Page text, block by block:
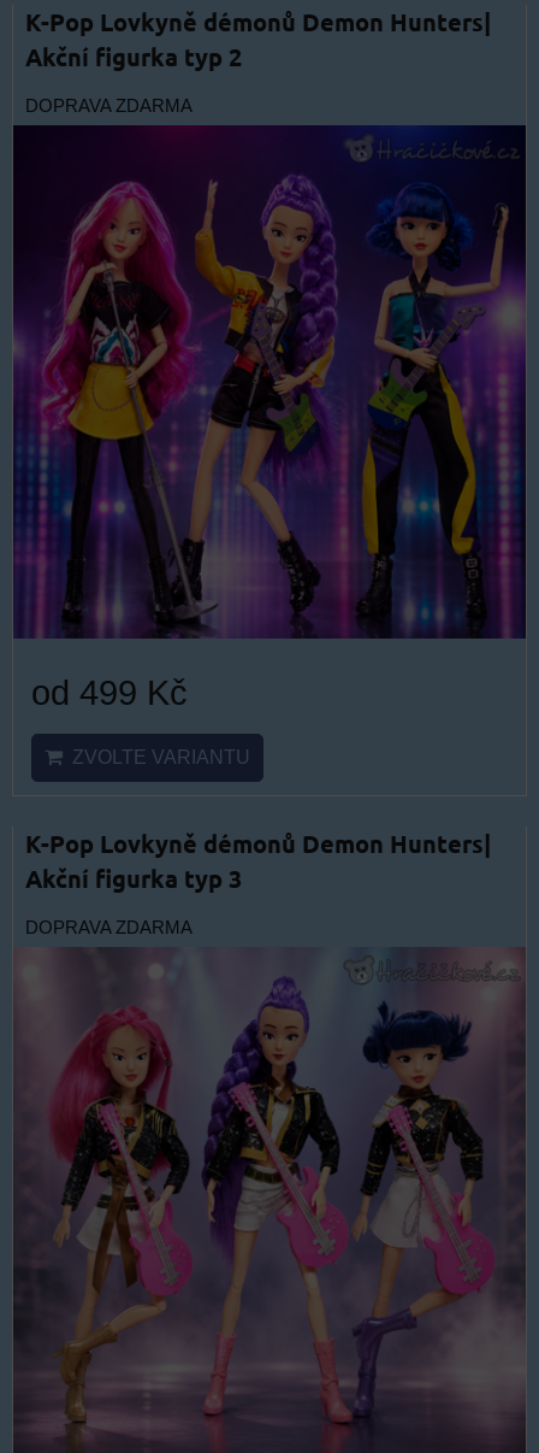
K-Pop Lovkyně démonů Demon Hunters|
Akční figurka typ 2
DOPRAVA ZDARMA
od 499 Kč
ZVOLTE VARIANTU
K-Pop Lovkyně démonů Demon Hunters|
Akční figurka typ 3
DOPRAVA ZDARMA